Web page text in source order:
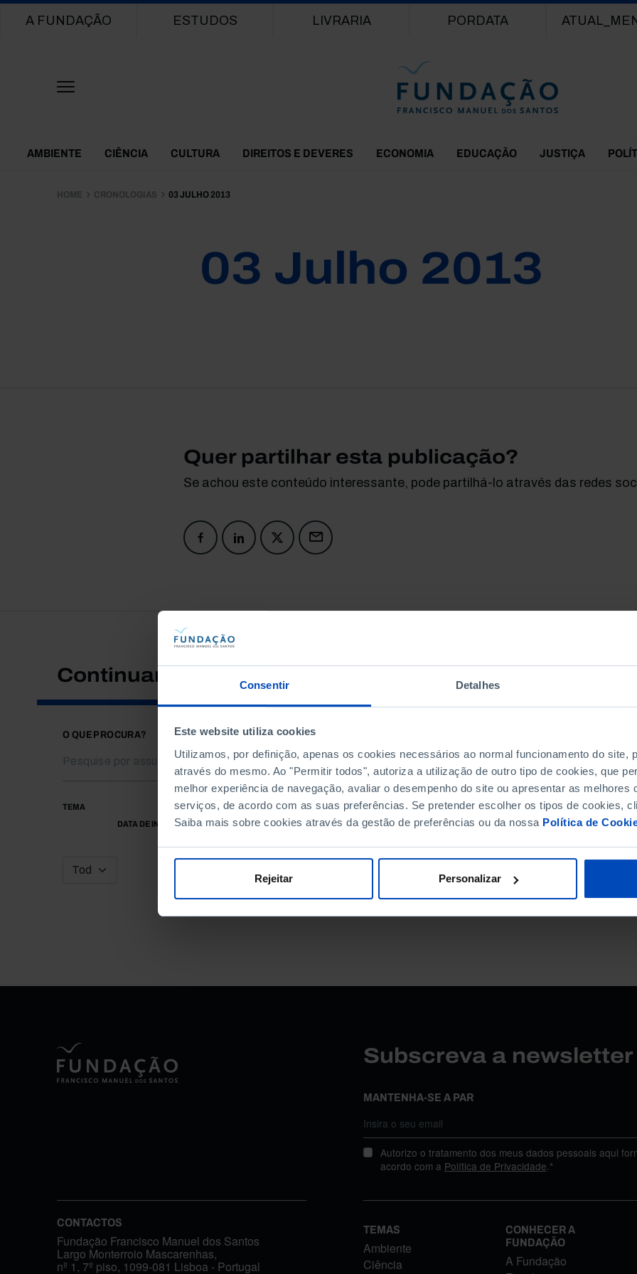
Consentir Detalhes
Este website utiliza cookies
Utilizamos, por definição, apenas os cookies necessários ao normal funcionamento do site,
através do mesmo. Ao "Permitir todos", autoriza a utilização de outro tipo de cookies, que
melhor experiência de navegação, avaliar o desempenho do site ou apresentar as melhores
serviços, de acordo com as suas preferências. Se pretender escolher os tipos de cookies,
Saiba mais sobre cookies através da gestão de preferências ou da nossa Política de
Rejeitar Personalizar
Main navigation
A FUNDAÇÃO ESTUDOS LIVRARIA PORDATA
Themes Menu
AMBIENTE CIÊNCIA CULTURA DIREITOS E DEVERES ECONOMIA EDUCAÇÃO JUSTIÇA
HOME CRONOLOGIAS 03 JULHO 2013
03 Julho 2013
Quer partilhar esta publicação?
Se achou este conteúdo interessante, pode partilhá-lo através das redes
Continuar a pesquisar
O QUE PROCURA?
TEMA
DATA DE INÍCIO
DATA DE FIM
Subscreva a
MANTENHA-SE A PAR
Autorizo o tratamento dos meus dados pessoais aqui
acordo com a Política de Privacidade.*
CONTACTOS
Fundação Francisco Manuel dos Santos
Largo Monterroio Mascarenhas,
nº 1, 7º piso, 1099-081 Lisboa - Portugal
TEMAS
Ambiente
Ciência
CONHECER A
FUNDAÇÃO
A Fundação